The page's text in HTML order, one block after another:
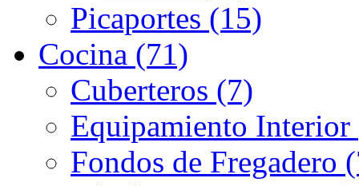
Picaportes (15)
Cocina (71)
Cuberteros (7)
Equipamiento Interior
Fondos de Fregadero